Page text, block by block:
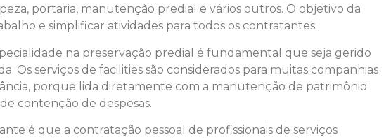
portaria, manutenção predial e vários outros. O objetivo da
e simplificar atividades para todos os contratantes.
na preservação predial é fundamental que seja gerido
Os serviços de facilities são considerados para muitas companhias
porque lida diretamente com a manutenção de patrimônio
contenção de despesas.
é que a contratação pessoal de profissionais de serviços